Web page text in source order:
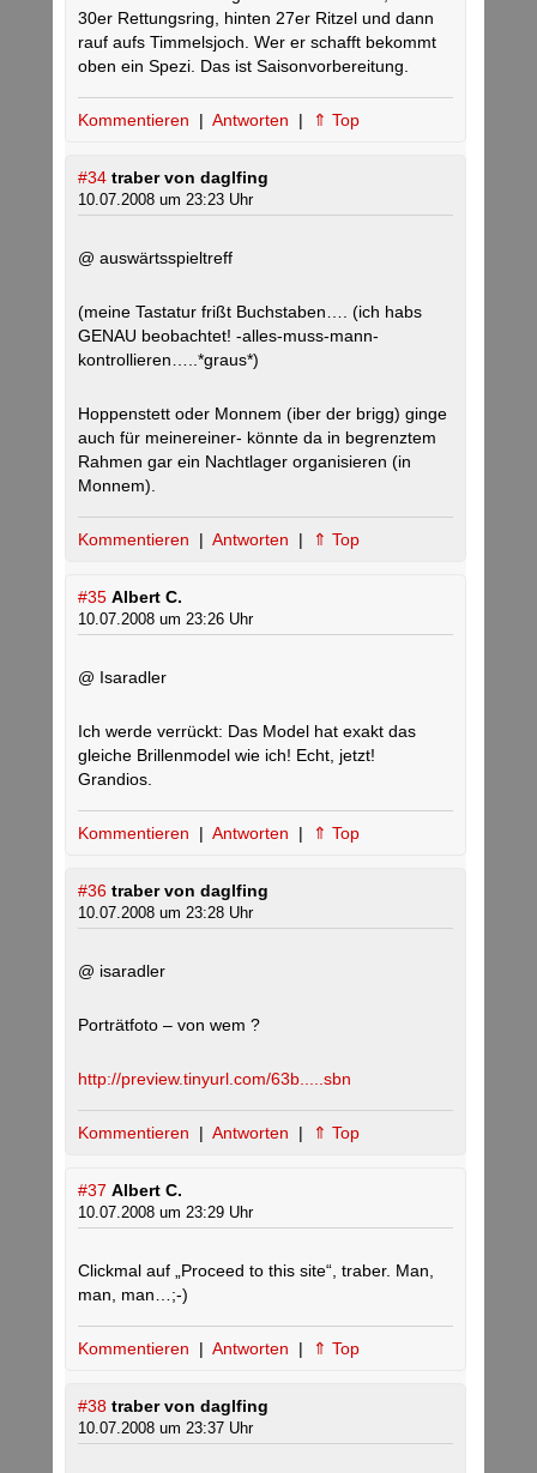
30er Rettungsring, hinten 27er Ritzel und dann
rauf aufs Timmelsjoch. Wer er schafft bekommt
oben ein Spezi. Das ist Saisonvorbereitung.
Kommentieren | Antworten | ⇑ Top
#34 traber von daglfing
10.07.2008 um 23:23 Uhr
@ auswärtsspieltreff
(meine Tastatur frißt Buchstaben…. (ich habs
GENAU beobachtet! -alles-muss-mann-
kontrollieren…..*graus*)
Hoppenstett oder Monnem (iber der brigg) ginge
auch für meinereiner- könnte da in begrenztem
Rahmen gar ein Nachtlager organisieren (in
Monnem).
Kommentieren | Antworten | ⇑ Top
#35 Albert C.
10.07.2008 um 23:26 Uhr
@ Isaradler
Ich werde verrückt: Das Model hat exakt das
gleiche Brillenmodel wie ich! Echt, jetzt!
Grandios.
Kommentieren | Antworten | ⇑ Top
#36 traber von daglfing
10.07.2008 um 23:28 Uhr
@ isaradler
Porträtfoto – von wem ?
http://preview.tinyurl.com/63b.....sbn
Kommentieren | Antworten | ⇑ Top
#37 Albert C.
10.07.2008 um 23:29 Uhr
Clickmal auf „Proceed to this site“, traber. Man,
man, man…;-)
Kommentieren | Antworten | ⇑ Top
#38 traber von daglfing
10.07.2008 um 23:37 Uhr